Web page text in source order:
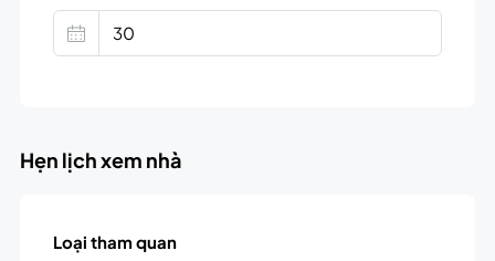
Hẹn lịch xem nhà
Loại tham quan